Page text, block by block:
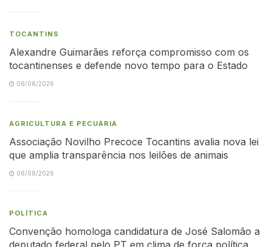
TOCANTINS
Alexandre Guimarães reforça compromisso com os
tocantinenses e defende novo tempo para o Estado
06/08/2026
AGRICULTURA E PECUÁRIA
Associação Novilho Precoce Tocantins avalia nova lei
que amplia transparência nos leilões de animais
06/08/2026
POLÍTICA
Convenção homologa candidatura de José Salomão a
deputado federal pelo PT em clima de força política